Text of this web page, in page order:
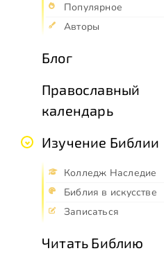
Популярное
Авторы
Блог
Православный
календарь
Изучение Библии
Колледж Наследие
Библия в искусстве
Записаться
Читать Библию